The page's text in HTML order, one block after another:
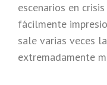
escenarios en
fácilmente
sale varias veces
extremadamente